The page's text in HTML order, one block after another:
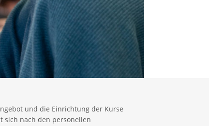
und die Einrichtung der Kurse
sich nach den personellen